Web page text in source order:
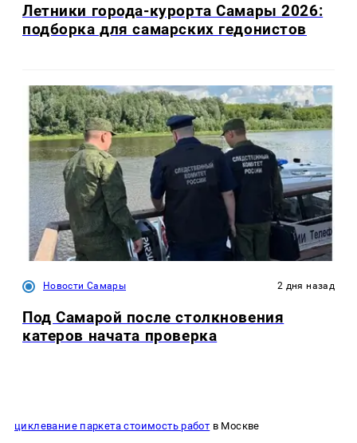
Летники города-курорта Самары 2026:
подборка для самарских гедонистов
Новости Самары 2 дня назад
Под Самарой после столкновения
катеров начата проверка
циклевание паркета стоимость работ в Москве